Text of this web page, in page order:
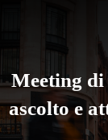
Meeting
ascolto e